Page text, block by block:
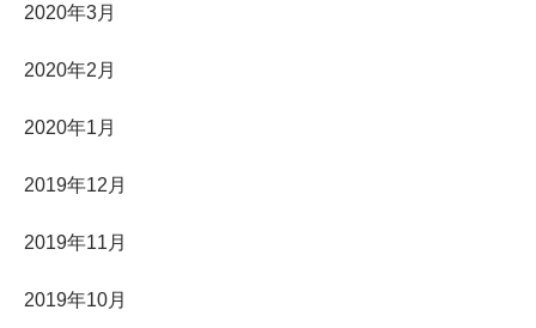
2020年3月
2020年2月
2020年1月
2019年12月
2019年11月
2019年10月